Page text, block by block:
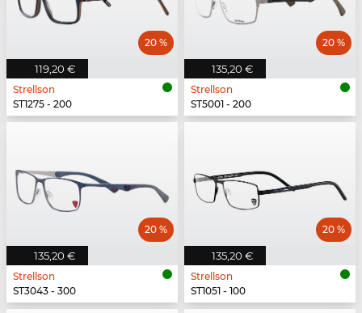
119,20 €
20 %
Strellson
ST1275 - 200
135,20 €
20 %
Strellson
ST5001 - 200
135,20 €
20 %
Strellson
ST3043 - 300
135,20 €
20 %
Strellson
ST1051 - 100